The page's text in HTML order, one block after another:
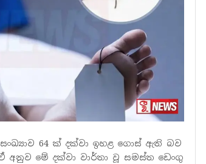
64 ක් දක්වා ඉහළ ගොස් ඇති බව
මේ දක්වා වාර්තා වූ සමස්ත ඩෙංගු